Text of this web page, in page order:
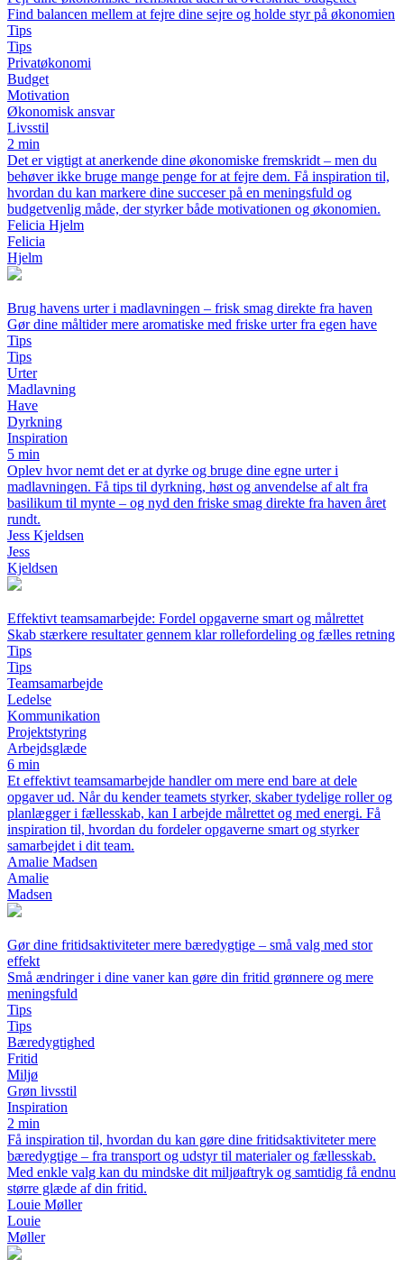
Find balancen mellem at fejre dine sejre og holde styr på økonomien
Tips
Tips
Privatøkonomi
Budget
Motivation
Økonomisk ansvar
Livsstil
2 min
Det er vigtigt at anerkende dine økonomiske fremskridt – men du
behøver ikke bruge mange penge for at fejre dem. Få inspiration til,
hvordan du kan markere dine succeser på en meningsfuld og
budgetvenlig måde, der styrker både motivationen og økonomien.
Felicia Hjelm
Felicia
Hjelm
Brug havens urter i madlavningen – frisk smag direkte fra haven
Gør dine måltider mere aromatiske med friske urter fra egen have
Tips
Tips
Urter
Madlavning
Have
Dyrkning
Inspiration
5 min
Oplev hvor nemt det er at dyrke og bruge dine egne urter i
madlavningen. Få tips til dyrkning, høst og anvendelse af alt fra
basilikum til mynte – og nyd den friske smag direkte fra haven året
rundt.
Jess Kjeldsen
Jess
Kjeldsen
Effektivt teamsamarbejde: Fordel opgaverne smart og målrettet
Skab stærkere resultater gennem klar rollefordeling og fælles retning
Tips
Tips
Teamsamarbejde
Ledelse
Kommunikation
Projektstyring
Arbejdsglæde
6 min
Et effektivt teamsamarbejde handler om mere end bare at dele
opgaver ud. Når du kender teamets styrker, skaber tydelige roller og
planlægger i fællesskab, kan I arbejde målrettet og med energi. Få
inspiration til, hvordan du fordeler opgaverne smart og styrker
samarbejdet i dit team.
Amalie Madsen
Amalie
Madsen
Gør dine fritidsaktiviteter mere bæredygtige – små valg med stor
effekt
Små ændringer i dine vaner kan gøre din fritid grønnere og mere
meningsfuld
Tips
Tips
Bæredygtighed
Fritid
Miljø
Grøn livsstil
Inspiration
2 min
Få inspiration til, hvordan du kan gøre dine fritidsaktiviteter mere
bæredygtige – fra transport og udstyr til materialer og fællesskab.
Med enkle valg kan du mindske dit miljøaftryk og samtidig få endnu
større glæde af din fritid.
Louie Møller
Louie
Møller